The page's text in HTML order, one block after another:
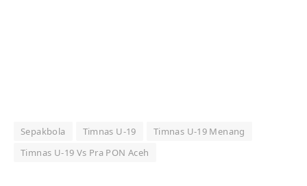
Sepakbola Timnas U-19
Timnas U-19 Menang
Timnas U-19 Vs Pra PON Aceh